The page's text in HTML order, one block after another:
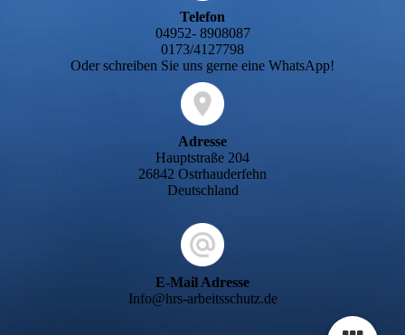
Telefon
04952- 8908087
0173/4127798
Oder schreiben Sie uns gerne eine WhatsApp!
Adresse
Hauptstraße 204
26842 Ostrhauderfehn
Deutschland
E-Mail Adresse
Info@hrs-arbeitsschutz.de